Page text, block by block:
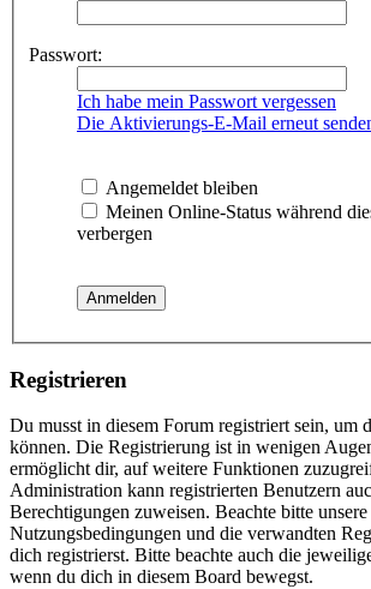
Passwort:
Ich habe mein Passwort vergessen
Die Aktivierungs-E-Mail erneut
Angemeldet bleiben
Meinen Online-Status während
verbergen
Registrieren
Du musst in diesem Forum registriert sein, um
können. Die Registrierung ist in wenigen
ermöglicht dir, auf weitere Funktionen
Administration kann registrierten Benutzern
Berechtigungen zuweisen. Beachte bitte unsere
Nutzungsbedingungen und die verwandten
dich registrierst. Bitte beachte auch die
wenn du dich in diesem Board bewegst.